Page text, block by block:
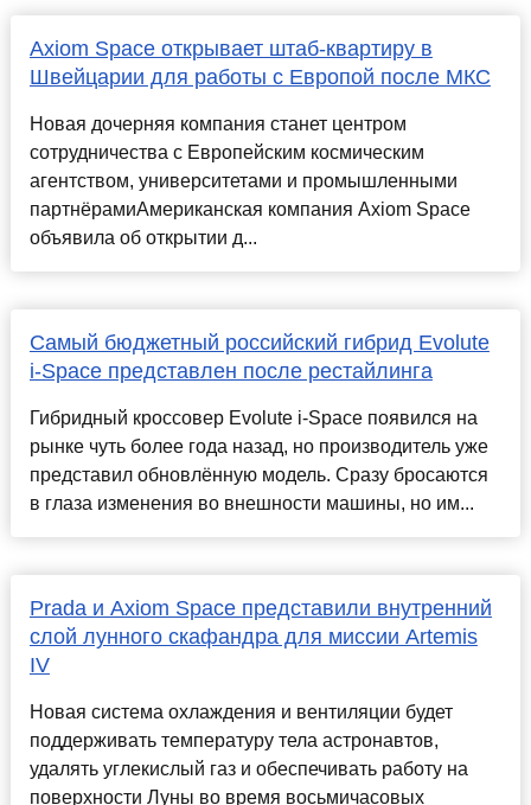
Axiom Space открывает штаб-квартиру в
Швейцарии для работы с Европой после МКС
Новая дочерняя компания станет центром
сотрудничества с Европейским космическим
агентством, университетами и промышленными
партнёрамиАмериканская компания Axiom Space
объявила об открытии д...
Самый бюджетный российский гибрид Evolute
i-Space представлен после рестайлинга
Гибридный кроссовер Evolute i-Space появился на
рынке чуть более года назад, но производитель уже
представил обновлённую модель. Сразу бросаются
в глаза изменения во внешности машины, но им...
Prada и Axiom Space представили внутренний
слой лунного скафандра для миссии Artemis
IV
Новая система охлаждения и вентиляции будет
поддерживать температуру тела астронавтов,
удалять углекислый газ и обеспечивать работу на
поверхности Луны во время восьмичасовых